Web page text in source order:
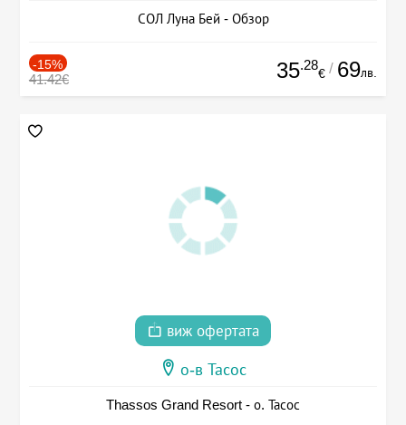
СОЛ Луна Бей - Обзор
-15%
41.42€ 35.28
€ / 69лв.
виж офертата
о-в Тасос
Thassos Grand Resort - о. Тасос